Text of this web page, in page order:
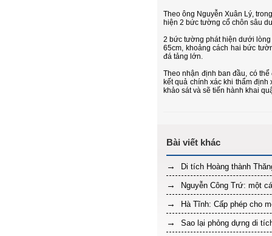
Theo ông Nguyễn Xuân Lý,
hiện 2 bức tường cổ chôn sâu
2 bức tường phát hiện dưới lòng
65cm, khoảng cách hai bức
đá tảng lớn.
Theo nhận định ban đầu, có
kết quả chính xác khi thẩm
khảo sát và sẽ tiến hành khai
Di tích Hoàng thành
Nguyễn Công Trứ: một
Hà Tĩnh: Cấp phép cho
Sao lại phỏng dựng di